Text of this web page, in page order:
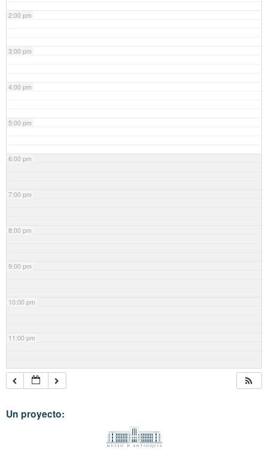
2:00 pm
3:00 pm
4:00 pm
5:00 pm
6:00 pm
7:00 pm
8:00 pm
9:00 pm
10:00 pm
11:00 pm
Un proyecto: